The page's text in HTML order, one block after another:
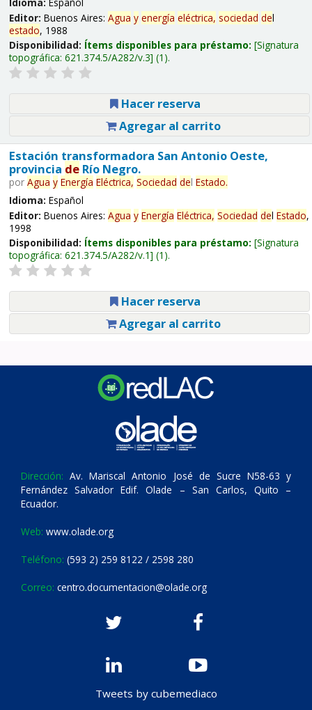
Editor: Buenos Aires: Agua y energía eléctrica, sociedad del
estado, 1988
Disponibilidad: Ítems disponibles para préstamo: Signatura
topográfica: 621.374.5/A282/v.3 (1).
Hacer reserva
Agregar al carrito
Estación transformadora San Antonio Oeste,
provincia deRío Negro.
por Agua y Energía Eléctrica, Sociedad del Estado.
Idioma: Español
Editor: Buenos Aires: Agua y Energía Eléctrica, Sociedad del Estado,
1998
Disponibilidad: Ítems disponibles para préstamo: Signatura
topográfica: 621.374.5/A282/v.1 (1).
Hacer reserva
Agregar al carrito
Dirección: Av. Mariscal Antonio José de Sucre N58-63 y
Fernández Salvador Edif. Olade – San Carlos, Quito –
Ecuador.
Web: www.olade.org
Teléfono: (593 2) 259 8122 / 2598 280
Correo: centro.documentacion@olade.org
Tweets by cubemediaco